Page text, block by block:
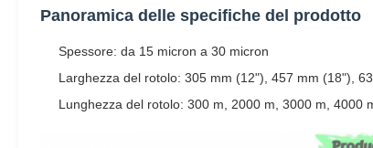
Panoramica delle specifiche del prodotto
Spessore: da 15 micron a 30 micron
Larghezza del rotolo: 305 mm (12"), 457 mm (18"),
Lunghezza del rotolo: 300 m, 2000 m, 3000 m, 4000